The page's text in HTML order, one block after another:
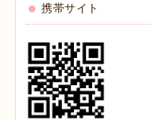
携帯サイト